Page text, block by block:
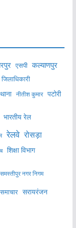
एसपी कल्याणपुर
जिलाधिकारी
नीतीश कुमार पटोरी
भारतीय रेल
रेलवे रोसड़ा
शिक्षा विभाग
समस्तीपुर नगर निगम
सरायरंजन